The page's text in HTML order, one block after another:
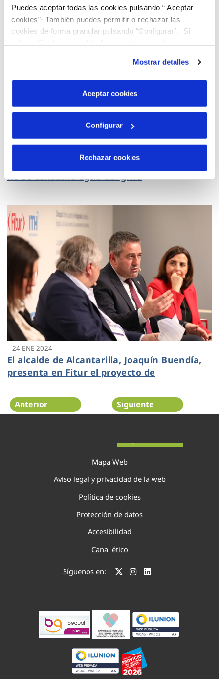
Puedes aceptar todas las cookies pulsando “ Aceptar
cookies”· También puedes permitir o rechazar las
cookies de forma granular pulsando “Configurar”. Si
son indispensables para que el sitio web funcione y que
por tanto no se pueden desactivar. Puedes consultar
más información en nuestraPolítica de Cookies
Mostrar detalles
Aceptar cookies
Configurar
Rechazar cookies
no se consume agua del grifo
24 ENE 2024
El alcalde de Alcantarilla, Joaquín Buendía,
presenta en Fitur el proyecto de
recuperación de la huerta de El Soto
Anterior Siguiente
Mapa Web
Aviso legal y privacidad de la web
Política de cookies
Protección de datos
Accesibilidad
Canal ético
Síguenos en: